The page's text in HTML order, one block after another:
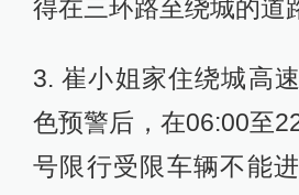
得在三环路至绕城的道
3. 崔小姐家住绕城高
色预警后，在06:00至
号限行受限车辆不能